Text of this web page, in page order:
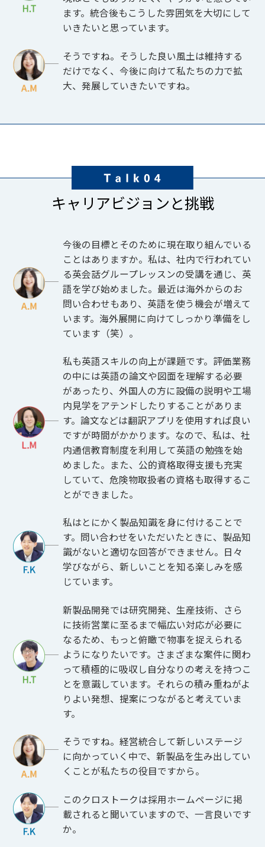
ます。統合後もこうした雰囲気を大切にして
いきたいと思っています。
そうですね。そうした良い風土は維持する
だけでなく、今後に向けて私たちの力で拡
大、発展していきたいですね。
キャリアビジョンと挑戦
今後の目標とそのために現在取り組んでいる
ことはありますか。私は、社内で行われてい
る英会話グループレッスンの受講を通じ、英
語を学び始めました。最近は海外からのお
問い合わせもあり、英語を使う機会が増えて
います。海外展開に向けてしっかり準備をし
ています（笑）。
私も英語スキルの向上が課題です。評価業務
の中には英語の論文や図面を理解する必要
があったり、外国人の方に設備の説明や工場
内見学をアテンドしたりすることがありま
す。論文などは翻訳アプリを使用すれば良い
ですが時間がかかります。なので、私は、社
内通信教育制度を利用して英語の勉強を始
めました。また、公的資格取得支援も充実
していて、危険物取扱者の資格も取得するこ
とができました。
私はとにかく製品知識を身に付けることで
す。問い合わせをいただいたときに、製品知
識がないと適切な回答ができません。日々
学びながら、新しいことを知る楽しみを感
じています。
新製品開発では研究開発、生産技術、さら
に技術営業に至るまで幅広い対応が必要に
なるため、もっと俯瞰で物事を捉えられる
ようになりたいです。さまざまな案件に関わ
って積極的に吸収し自分なりの考えを持つこ
とを意識しています。それらの積み重ねがよ
りよい発想、提案につながると考えていま
す。
そうですね。経営統合して新しいステージ
に向かっていく中で、新製品を生み出してい
くことが私たちの役目ですから。
このクロストークは採用ホームページに掲
載されると聞いていますので、一言良いです
か。